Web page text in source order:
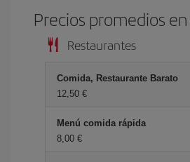
Precios promedios
Restaurantes
Comida, Restaurante Barato
12,50 €
Menú comida rápida
8,00 €